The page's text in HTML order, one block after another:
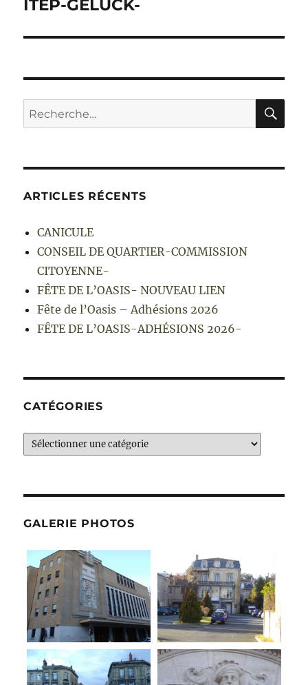
ITEP-GELUCK-
Recherche
pour :
ARTICLES RÉCENTS
CANICULE
CONSEIL DE QUARTIER-COMMISSION
CITOYENNE-
FÊTE DE L’OASIS- NOUVEAU LIEN
Fête de l’Oasis – Adhésions 2026
FÊTE DE L’OASIS-ADHÉSIONS 2026-
CATÉGORIES
Catégories
GALERIE PHOTOS